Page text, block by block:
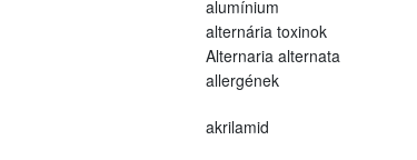
alumínium
alternária toxinok
Alternaria alternata
allergének
akrilamid